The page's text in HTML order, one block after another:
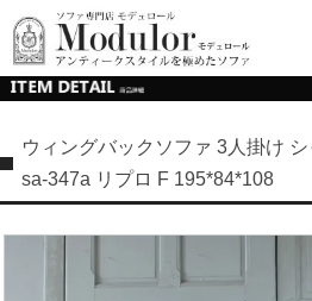
ウィングバックソファ 3人掛け
sa-347a リプロ F 195*84*108